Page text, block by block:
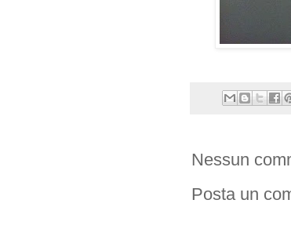
Nessun
Posta un